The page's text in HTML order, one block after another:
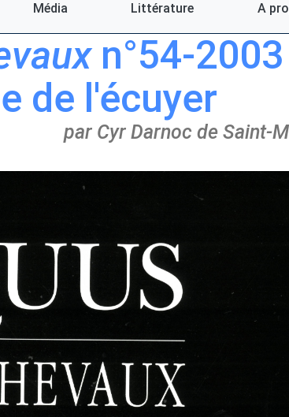
Média Littérature A
n°54-2003
de l'écuyer
par Cyr Darnoc de Saint-